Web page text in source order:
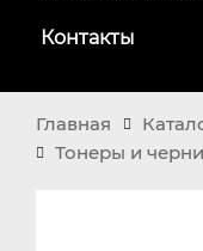
Контакты
Главная
Тонеры и